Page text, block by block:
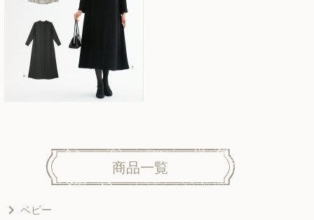
商品一覧
ベビー